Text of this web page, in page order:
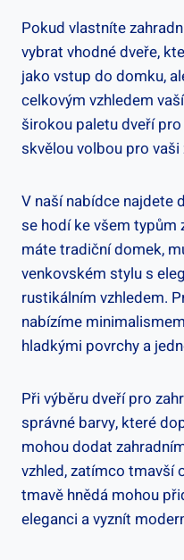
Pokud vlastníte
vybrat vhodné dveře,
jako vstup do domku,
celkovým vzhledem
širokou paletu dveří
skvělou volbou pro vaši
V naší nabídce najdete
se hodí ke všem typům
máte tradiční domek,
venkovském stylu s
rustikálním vzhledem.
nabízíme
hladkými povrchy a
Při výběru dveří pro
správné barvy, které
mohou dodat
vzhled, zatímco tmavší
tmavě hnědá mohou
eleganci a vyznít